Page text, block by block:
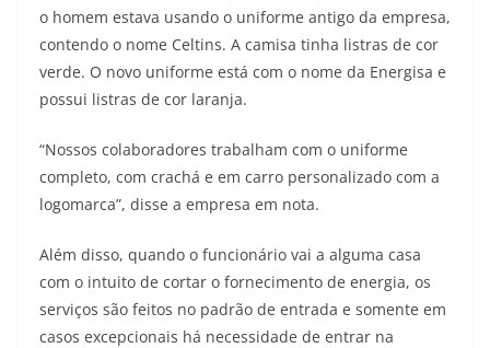
o homem estava usando o uniforme antigo da empresa,
contendo o nome Celtins. A camisa tinha listras de cor
verde. O novo uniforme está com o nome da Energisa e
possui listras de cor laranja.
“Nossos colaboradores trabalham com o uniforme
completo, com crachá e em carro personalizado com a
logomarca”, disse a empresa em nota.
Além disso, quando o funcionário vai a alguma casa
com o intuito de cortar o fornecimento de energia, os
serviços são feitos no padrão de entrada e somente em
casos excepcionais há necessidade de entrar na